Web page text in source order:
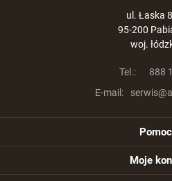
ul. Łaska
95-200
woj.
Tel.:
888
E-mail:
Pomoc
Moje